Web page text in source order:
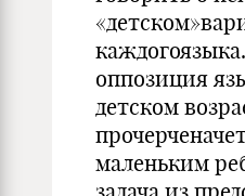
оппозиция
детском
маленьким